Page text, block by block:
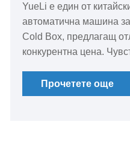
YueLi е един от
автоматична машина
Cold Box, предлагащ
конкурентна цена.
Прочетете още